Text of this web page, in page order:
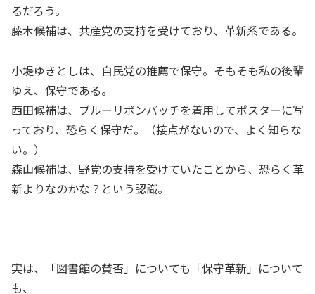
るだろう。
藤木候補は、共産党の支持を受けており、革新系である。
小堤ゆきとしは、自民党の推薦で保守。そもそも私の後輩
ゆえ、保守である。
西田候補は、ブルーリボンバッチを着用してポスターに写
っており、恐らく保守だ。（接点がないので、よく知らな
い。）
森山候補は、野党の支持を受けていたことから、恐らく革
新よりなのかな？という認識。
実は、「図書館の賛否」についても「保守革新」について
も、